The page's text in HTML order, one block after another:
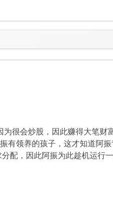
很会炒股，因此赚得大笔
有领养的孩子，这才知道阿
配，因此阿振为此趁机运行